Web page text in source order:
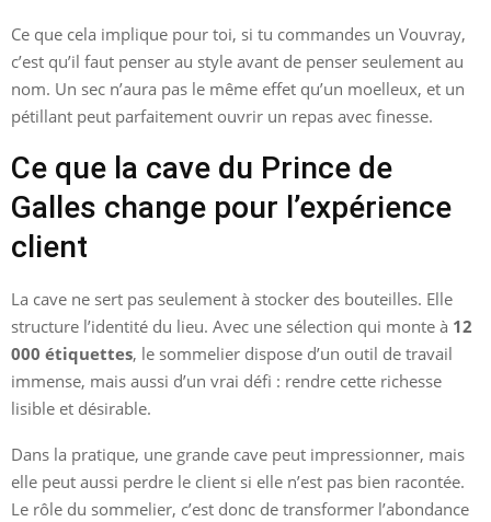
Ce que cela implique pour toi, si tu commandes un Vouvray,
c’est qu’il faut penser au style avant de penser seulement au
nom. Un sec n’aura pas le même effet qu’un moelleux, et un
pétillant peut parfaitement ouvrir un repas avec finesse.
Ce que la cave du Prince de
Galles change pour l’expérience
client
La cave ne sert pas seulement à stocker des bouteilles. Elle
structure l’identité du lieu. Avec une sélection qui monte à 12
000 étiquettes, le sommelier dispose d’un outil de travail
immense, mais aussi d’un vrai défi : rendre cette richesse
lisible et désirable.
Dans la pratique, une grande cave peut impressionner, mais
elle peut aussi perdre le client si elle n’est pas bien racontée.
Le rôle du sommelier, c’est donc de transformer l’abondance